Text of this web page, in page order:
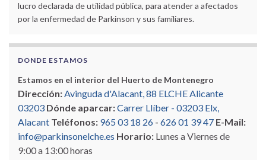
lucro declarada de utilidad pública, para atender a afectados
por la enfermedad de Parkinson y sus familiares.
DONDE ESTAMOS
Estamos en el interior del Huerto de Montenegro
Dirección:Avinguda d'Alacant, 88 ELCHE Alicante
03203 Dónde aparcar:Carrer Llíber - 03203 Elx,
Alacant Teléfonos: 965 03 18 26 - 626 01 39 47 E-Mail:
info@parkinsonelche.es Horario: Lunes a Viernes de
9:00 a 13:00 horas